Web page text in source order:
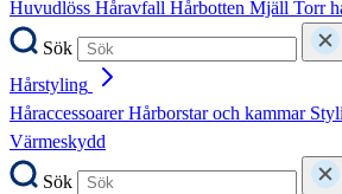
Huvudlöss Håravfall Hårbotten Mjäll Torr
Sök
Hårstyling
HåraccessoarerHårborstar och kammar
Värmeskydd
Sök